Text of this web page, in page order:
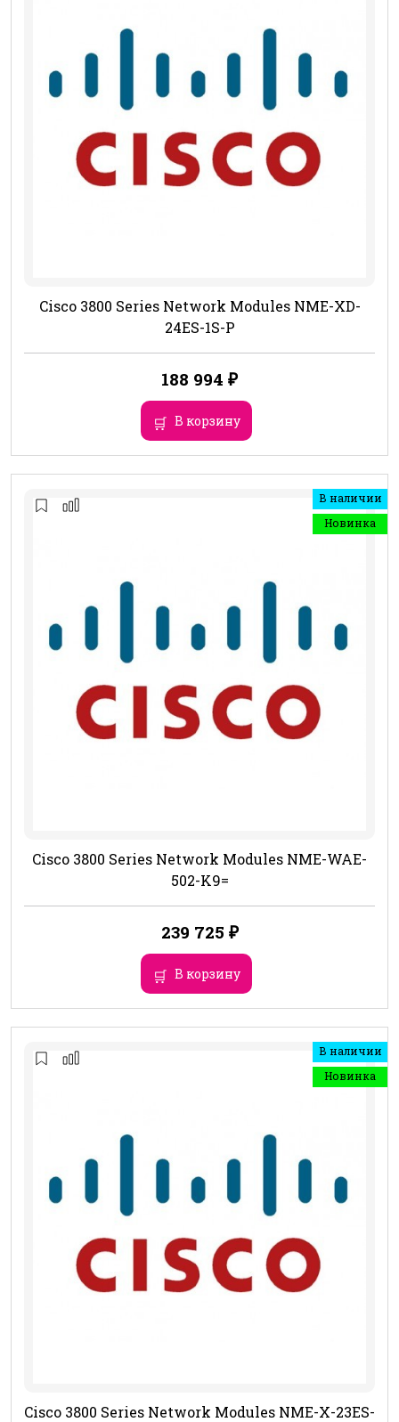
Cisco 3800 Series Network Modules NME-XD-
24ES-1S-P
188 994 ₽
В корзину
В наличии
Новинка
Cisco 3800 Series Network Modules NME-WAE-
502-K9=
239 725 ₽
В корзину
В наличии
Новинка
Cisco 3800 Series Network Modules NME-X-23ES-